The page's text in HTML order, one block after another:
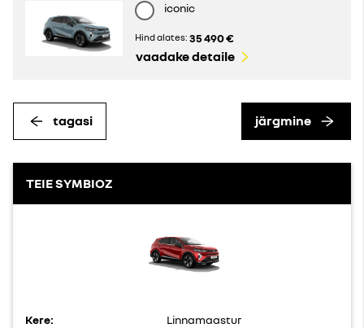
iconic
Hind alates: 35 490 €
vaadake detaile
tagasi järgmine
TEIE SYMBIOZ
Kere: Linnamaastur